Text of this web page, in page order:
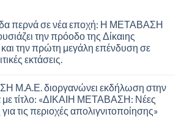
περνά σε νέα εποχή: Η ΜΕΤΑΒΑΣΗ
την πρόοδο της Δίκαιης
την πρώτη μεγάλη επένδυση σε
εκτάσεις.
Μ.Α.Ε. διοργανώνει εκδήλωση στην
με τίτλο: «ΔΙΚΑΙΗ ΜΕΤΑΒΑΣΗ: Νέες
τις περιοχές απολιγνιτοποίησης»